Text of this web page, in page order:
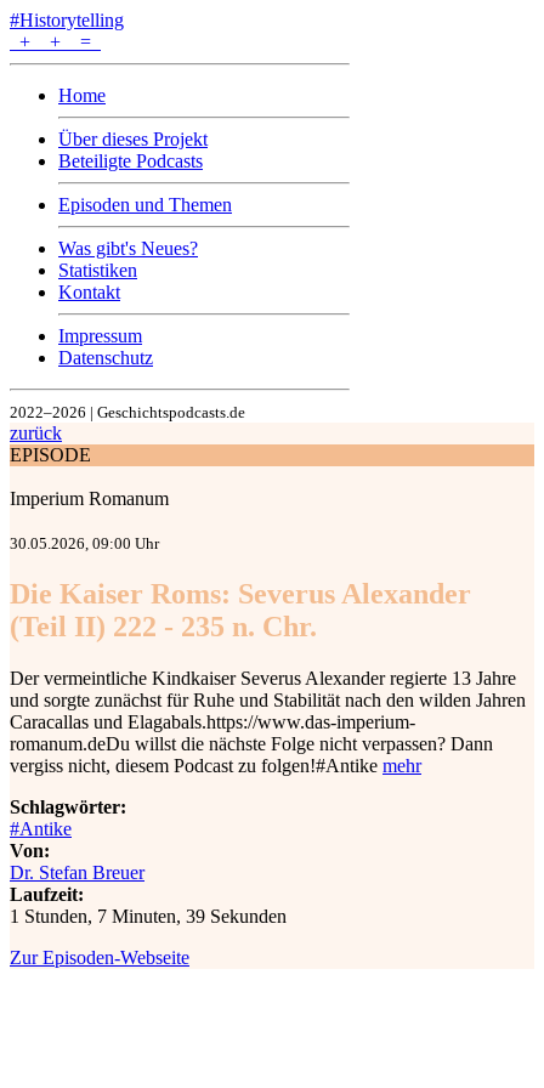
#Historytelling
+
+ =
Home
Über dieses Projekt
Beteiligte Podcasts
Episoden und Themen
Was gibt's Neues?
Statistiken
Kontakt
Impressum
Datenschutz
2022–2026 | Geschichtspodcasts.de
zurück
EPISODE
Imperium Romanum
30.05.2026, 09:00 Uhr
Die Kaiser Roms: Severus Alexander
(Teil II) 222 - 235 n. Chr.
Der vermeintliche Kindkaiser Severus Alexander regierte 13 Jahre
und sorgte zunächst für Ruhe und Stabilität nach den wilden Jahren
Caracallas und Elagabals.⁠⁠⁠⁠⁠⁠⁠⁠⁠⁠⁠⁠⁠⁠⁠⁠⁠⁠⁠⁠⁠https://www.das-imperium-
romanum.de⁠⁠⁠⁠⁠⁠⁠⁠⁠⁠⁠⁠⁠⁠⁠⁠⁠⁠⁠Du willst die nächste Folge nicht verpassen? Dann
vergiss nicht, diesem Podcast zu folgen!#Antike mehr
Schlagwörter:
#Antike
Von:
Dr. Stefan Breuer
Laufzeit:
1 Stunden, 7 Minuten, 39 Sekunden
Zur Episoden-Webseite